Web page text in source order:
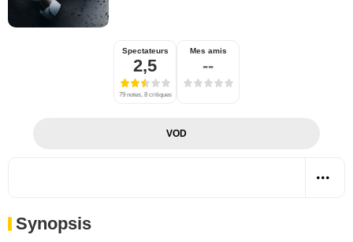
Spectateurs
2,5
79 notes, 8 critiques
Mes amis
--
VOD
Synopsis